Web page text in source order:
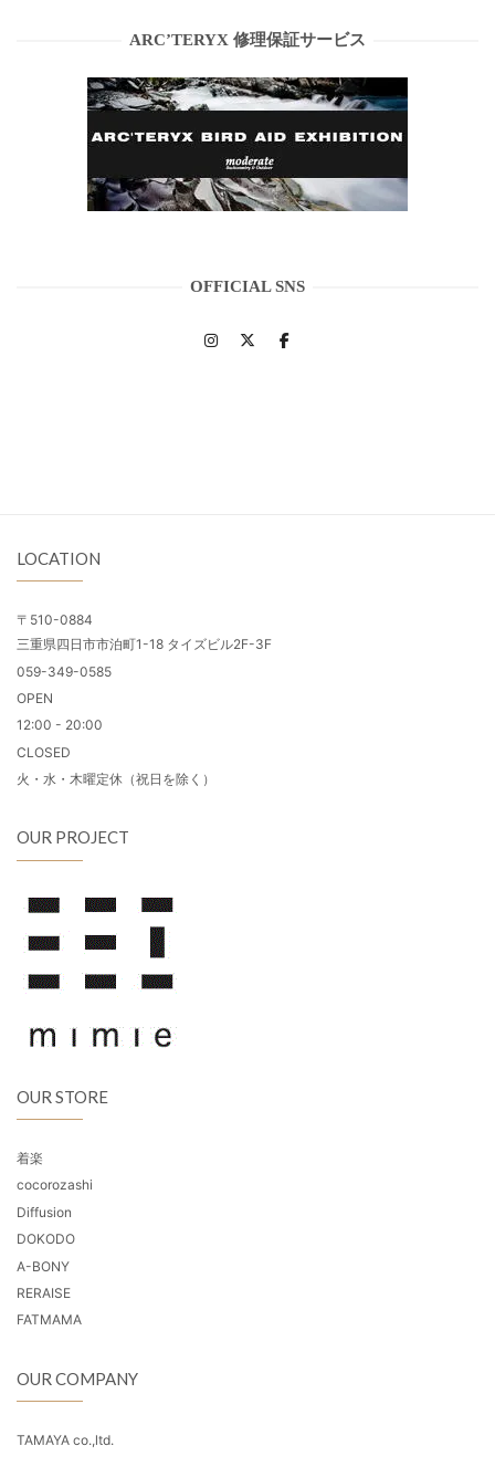
ARC’TERYX 修理保証サービス
OFFICIAL SNS
LOCATION
〒510-0884
三重県四日市市泊町1-18 タイズビル2F-3F
059-349-0585
OPEN
12:00 - 20:00
CLOSED
火・水・木曜定休（祝日を除く）
OUR PROJECT
OUR STORE
着楽
cocorozashi
Diffusion
DOKODO
A-BONY
RERAISE
FATMAMA
OUR COMPANY
TAMAYA co.,ltd.